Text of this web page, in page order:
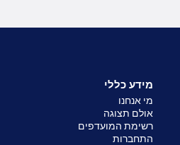
מידע כללי
מי אנחנו
אולם תצוגה
רשימת המועדפים
התחברות